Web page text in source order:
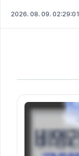
2026. 08. 09. 02:29:02